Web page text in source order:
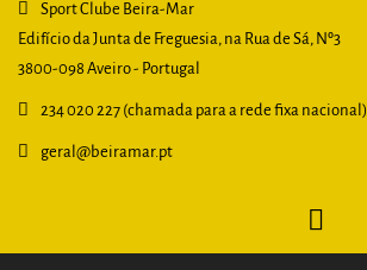
Sport Clube Beira-Mar
Edifício da Junta de Freguesia, na Rua de Sá, Nº3
3800-098 Aveiro - Portugal
234 020 227 (chamada para a rede fixa nacional)
geral@beiramar.pt